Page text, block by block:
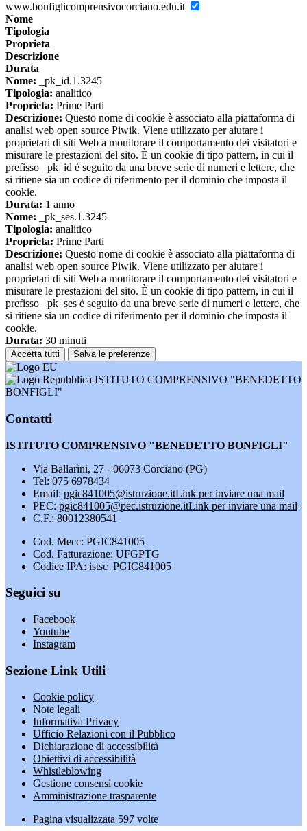
www.bonfiglicomprensivocorciano.edu.it
Nome
Tipologia
Proprieta
Descrizione
Durata
Nome: _pk_id.1.3245
Tipologia: analitico
Proprieta: Prime Parti
Descrizione: Questo nome di cookie è associato alla piattaforma di
analisi web open source Piwik. Viene utilizzato per aiutare i
proprietari di siti Web a monitorare il comportamento dei visitatori e
misurare le prestazioni del sito. È un cookie di tipo pattern, in cui il
prefisso _pk_id è seguito da una breve serie di numeri e lettere, che
si ritiene sia un codice di riferimento per il dominio che imposta il
cookie.
Durata: 1 anno
Nome: _pk_ses.1.3245
Tipologia: analitico
Proprieta: Prime Parti
Descrizione: Questo nome di cookie è associato alla piattaforma di
analisi web open source Piwik. Viene utilizzato per aiutare i
proprietari di siti Web a monitorare il comportamento dei visitatori e
misurare le prestazioni del sito. È un cookie di tipo pattern, in cui il
prefisso _pk_ses è seguito da una breve serie di numeri e lettere, che
si ritiene sia un codice di riferimento per il dominio che imposta il
cookie.
Durata: 30 minuti
Accetta tutti Salva le preferenze
ISTITUTO COMPRENSIVO "BENEDETTO
BONFIGLI"
Contatti
ISTITUTO COMPRENSIVO "BENEDETTO BONFIGLI"
Via Ballarini, 27 - 06073 Corciano (PG)
Tel: 075 6978434
Email: pgic841005@istruzione.itLink per inviare una mail
PEC: pgic841005@pec.istruzione.itLink per inviare una mail
C.F.: 80012380541
Cod. Mecc: PGIC841005
Cod. Fatturazione: UFGPTG
Codice IPA: istsc_PGIC841005
Seguici su
Facebook
Youtube
Instagram
Sezione Link Utili
Cookie policy
Note legali
Informativa Privacy
Ufficio Relazioni con il Pubblico
Dichiarazione di accessibilità
Obiettivi di accessibilità
Whistleblowing
Gestione consensi cookie
Amministrazione trasparente
Pagina visualizzata 597 volte